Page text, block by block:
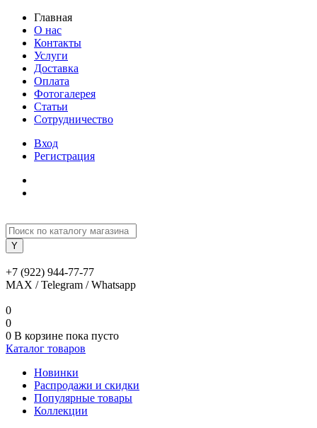
Главная
О нас
Контакты
Услуги
Доставка
Оплата
Фотогалерея
Статьи
Сотрудничество
Вход
Регистрация
+7 (922) 944-77-77
MAX / Telegram / Whatsapp
0
0
0 В корзине пока пусто
Каталог товаров
Новинки
Распродажи и скидки
Популярные товары
Коллекции